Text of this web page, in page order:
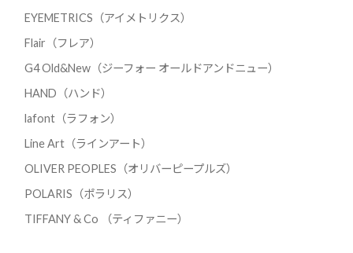
EYEMETRICS（アイメトリクス）
Flair（フレア）
G4 Old&New（ジーフォー オールドアンドニュー）
HAND（ハンド）
lafont（ラフォン）
Line Art（ラインアート）
OLIVER PEOPLES（オリバーピープルズ）
POLARIS（ポラリス）
TIFFANY & Co （ティファニー）